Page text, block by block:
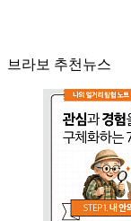
브라보 추천뉴스